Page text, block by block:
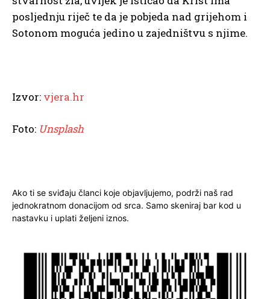
posljednju riječ te da je pobjeda nad grijehom i
Sotonom moguća jedino u zajedništvu s njime.
Izvor: vjera.hr
Foto: Unsplash
Ako ti se sviđaju članci koje objavljujemo, podrži naš rad
jednokratnom donacijom od srca. Samo skeniraj bar kod u
nastavku i uplati željeni iznos.